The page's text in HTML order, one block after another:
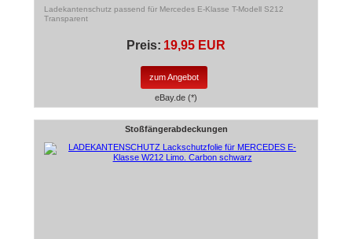
Ladekantenschutz passend für Mercedes E-Klasse T-Modell S212
Transparent
Preis: 19,95 EUR
zum Angebot
eBay.de (*)
Stoßfängerabdeckungen